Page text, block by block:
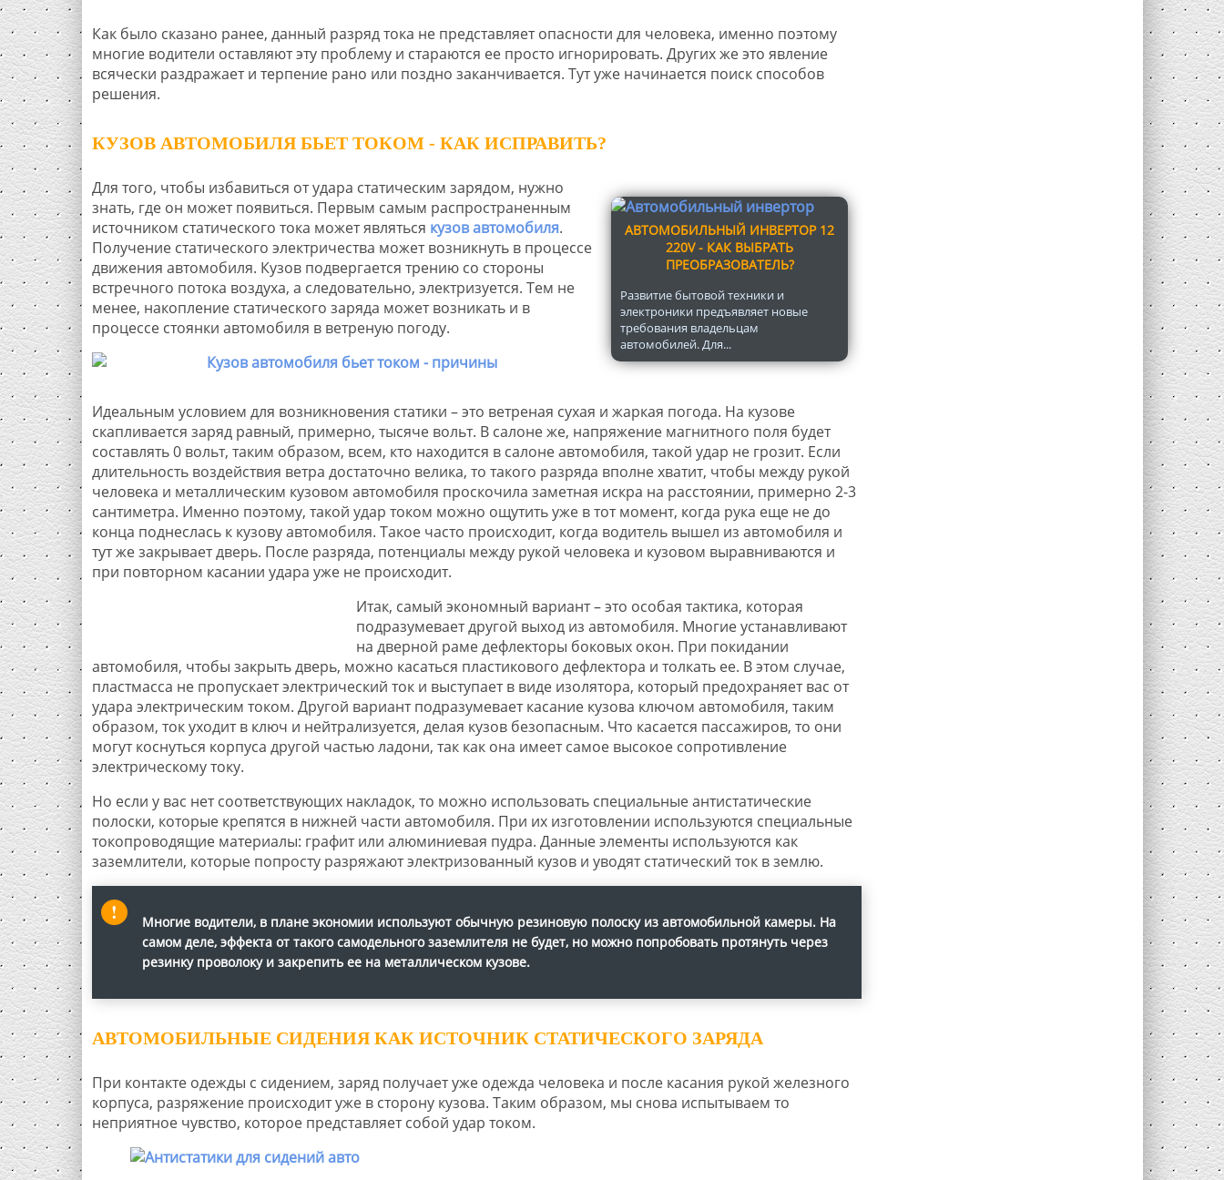
Как было сказано ранее, данный разряд тока не представляет опасности для человека, именно поэтому
многие водители оставляют эту проблему и стараются ее просто игнорировать. Других же это явление
всячески раздражает и терпение рано или поздно заканчивается. Тут уже начинается поиск способов
решения.
КУЗОВ АВТОМОБИЛЯ БЬЕТ ТОКОМ - КАК ИСПРАВИТЬ?
АВТОМОБИЛЬНЫЙ ИНВЕРТОР 12
220V - КАК ВЫБРАТЬ
ПРЕОБРАЗОВАТЕЛЬ?
Развитие бытовой техники и
электроники предъявляет новые
требования владельцам
автомобилей. Для...
Для того, чтобы избавиться от удара статическим зарядом, нужно
знать, где он может появиться. Первым самым распространенным
источником статического тока может являться кузов автомобиля.
Получение статического электричества может возникнуть в процессе
движения автомобиля. Кузов подвергается трению со стороны
встречного потока воздуха, а следовательно, электризуется. Тем не
менее, накопление статического заряда может возникать и в
процессе стоянки автомобиля в ветреную погоду.
Идеальным условием для возникновения статики – это ветреная сухая и жаркая погода. На кузове
скапливается заряд равный, примерно, тысяче вольт. В салоне же, напряжение магнитного поля будет
составлять 0 вольт, таким образом, всем, кто находится в салоне автомобиля, такой удар не грозит. Если
длительность воздействия ветра достаточно велика, то такого разряда вполне хватит, чтобы между рукой
человека и металлическим кузовом автомобиля проскочила заметная искра на расстоянии, примерно 2-3
сантиметра. Именно поэтому, такой удар током можно ощутить уже в тот момент, когда рука еще не до
конца поднеслась к кузову автомобиля. Такое часто происходит, когда водитель вышел из автомобиля и
тут же закрывает дверь. После разряда, потенциалы между рукой человека и кузовом выравниваются и
при повторном касании удара уже не происходит.
Итак, самый экономный вариант – это особая тактика, которая
подразумевает другой выход из автомобиля. Многие устанавливают
на дверной раме дефлекторы боковых окон. При покидании
автомобиля, чтобы закрыть дверь, можно касаться пластикового дефлектора и толкать ее. В этом случае,
пластмасса не пропускает электрический ток и выступает в виде изолятора, который предохраняет вас от
удара электрическим током. Другой вариант подразумевает касание кузова ключом автомобиля, таким
образом, ток уходит в ключ и нейтрализуется, делая кузов безопасным. Что касается пассажиров, то они
могут коснуться корпуса другой частью ладони, так как она имеет самое высокое сопротивление
электрическому току.
Но если у вас нет соответствующих накладок, то можно использовать специальные антистатические
полоски, которые крепятся в нижней части автомобиля. При их изготовлении используются специальные
токопроводящие материалы: графит или алюминиевая пудра. Данные элементы используются как
заземлители, которые попросту разряжают электризованный кузов и уводят статический ток в землю.
Многие водители, в плане экономии используют обычную резиновую полоску из автомобильной камеры. На
самом деле, эффекта от такого самодельного заземлителя не будет, но можно попробовать протянуть через
резинку проволоку и закрепить ее на металлическом кузове.
АВТОМОБИЛЬНЫЕ СИДЕНИЯ КАК ИСТОЧНИК СТАТИЧЕСКОГО ЗАРЯДА
При контакте одежды с сидением, заряд получает уже одежда человека и после касания рукой железного
корпуса, разряжение происходит уже в сторону кузова. Таким образом, мы снова испытываем то
неприятное чувство, которое представляет собой удар током.